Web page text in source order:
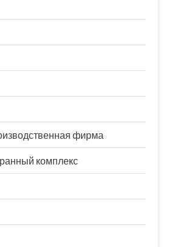
фирма
комплекс